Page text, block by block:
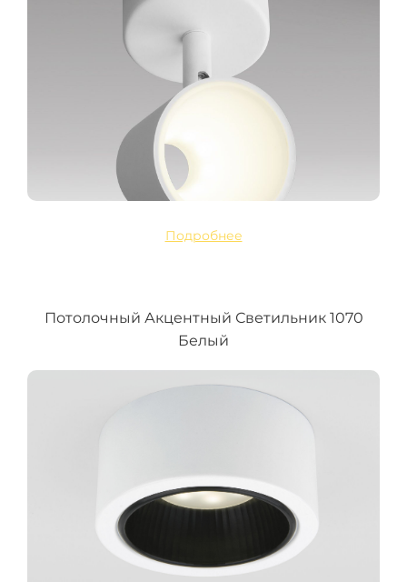
Подробнее
Потолочный Акцентный Светильник 1070
Белый